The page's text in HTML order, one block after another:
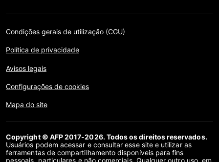
Condições gerais de utilização (CGU)
Política de privacidade
Avisos legais
Configurações de cookies
Mapa do site
Copyright © AFP 2017-2026. Todos os direitos reservados.
Usuários podem acessar e consultar esse site e utilizar as
ferramentas de compartilhamento disponíveis para fins
pessoais, particulares e não comerciais. Qualquer outro uso, em